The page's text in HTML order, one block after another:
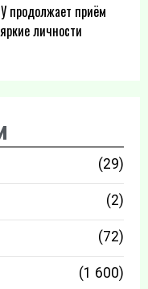
продолжает приём
личности
(29)
(2)
(72)
(1 600)